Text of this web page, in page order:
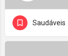
Saudáveis